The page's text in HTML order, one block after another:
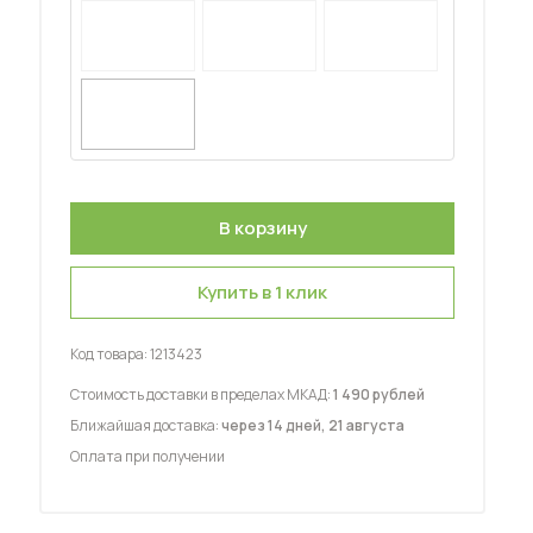
Купить в 1 клик
Код товара:1213423
Стоимость доставки в пределах МКАД:1 490 рублей
Ближайшая доставка:через 14 дней, 21 августа
Оплата при получении